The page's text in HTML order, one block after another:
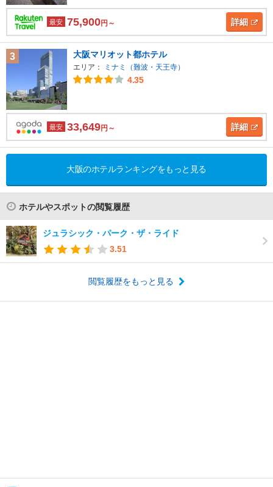
最安 75,900円～ 詳細
3 大阪マリオット都ホテル
エリア： ミナミ（難波・天王寺）
4.35
最安 33,649円～ 詳細
大阪のホテルランキングをもっと見る
ホテルやスポットの閲覧履歴
ジュラシック・パーク・ザ・ライド
3.51
閲覧履歴をもっと見る